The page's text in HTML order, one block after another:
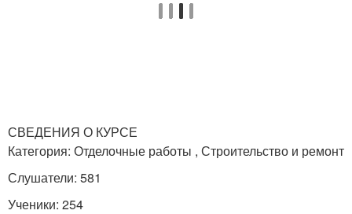
СВЕДЕНИЯ О КУРСЕ
Категория: Отделочные работы , Строительство и ремонт
Слушатели: 581
Ученики: 254